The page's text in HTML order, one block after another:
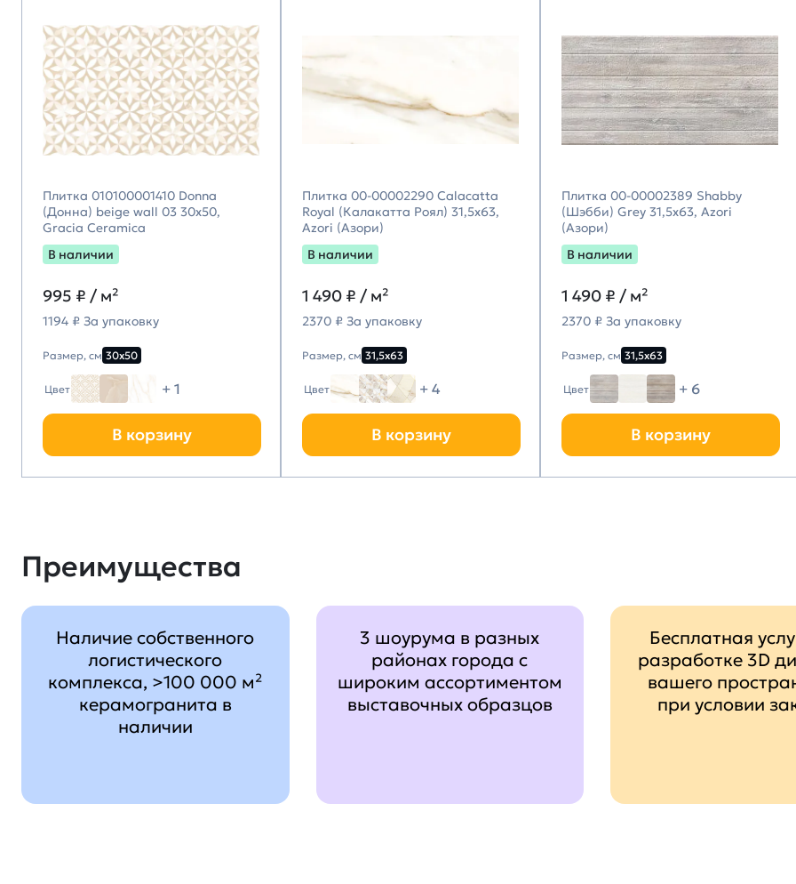
Плитка 010100001410 Donna
(Донна) beige wall 03 30х50,
Gracia Ceramica
В наличии
995 ₽ / м²
1194 ₽ За упаковку
Размер, см 30х50
Цвет + 1
В корзину
Плитка 00-00002290 Calacatta
Royal (Калакатта Роял) 31,5х63,
Azori (Азори)
В наличии
1 490 ₽ / м²
2370 ₽ За упаковку
Размер, см 31,5х63
Цвет + 4
В корзину
Плитка 00-00002389 Shabby
(Шэбби) Grey 31,5х63, Azori
(Азори)
В наличии
1 490 ₽ / м²
2370 ₽ За упаковку
Размер, см 31,5х63
Цвет + 6
В корзину
Преимущества
Наличие собственного
логистического
комплекса, >100 000 м²
керамогранита в
наличии
3 шоурума в разных
районах города с
широким ассортиментом
выставочных образцов
Бесплатная
разработке 3D
вашего
при условии